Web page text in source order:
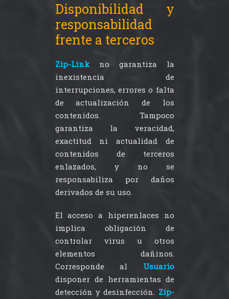
Disponibilidad y
responsabilidad
frente a terceros
Zip-Linkno garantiza la
inexistencia de
interrupciones, errores o falta
de actualización de los
contenidos. Tampoco
garantiza la veracidad,
exactitud ni actualidad de
contenidos de terceros
enlazados, y no se
responsabiliza por daños
derivados de su uso.
El acceso a hiperenlaces no
implica obligación de
controlar virus u otros
elementos dañinos.
Corresponde al Usuario
disponer de herramientas de
detección y desinfección. Zip-